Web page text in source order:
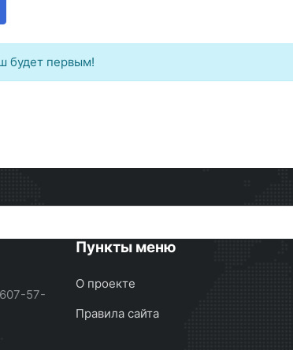
будет первым!
57-
Пункты меню
О проекте
Правила сайта